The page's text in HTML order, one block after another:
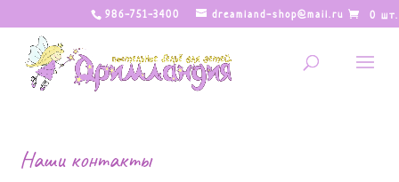
986-751-3400 dreamland-shop@mail.ru 0 шт.
Наши контакты